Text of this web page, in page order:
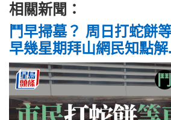
相關新聞：
鬥早掃墓？ 周日打蛇餅
早幾星期拜山網民知點